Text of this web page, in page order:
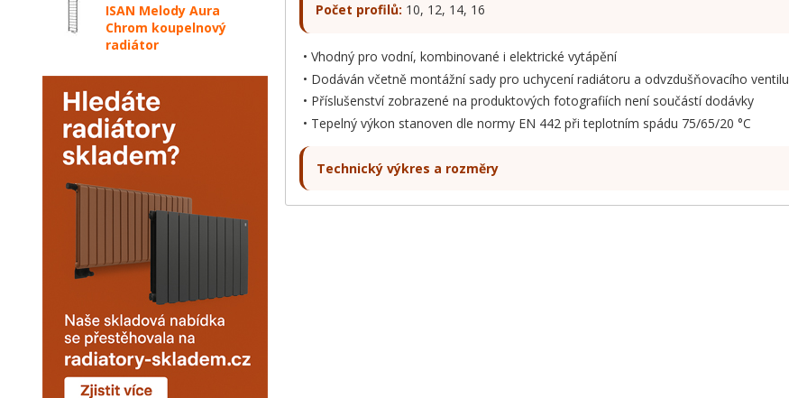
ISAN Melody Aura
Chrom koupelnový
radiátor
Počet profilů: 10, 12, 14, 16
Vhodný pro vodní, kombinované i elektrické vytápění
Dodáván včetně montážní sady pro uchycení radiátoru a odvzdušňovacího ventilu
Příslušenství zobrazené na produktových fotografiích není součástí dodávky
Tepelný výkon stanoven dle normy EN 442 při teplotním spádu 75/65/20 °C
Technický výkres a rozměry